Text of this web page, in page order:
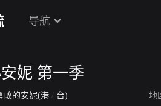
导航
妮 第一季
敢的安妮(港 / 台)
地